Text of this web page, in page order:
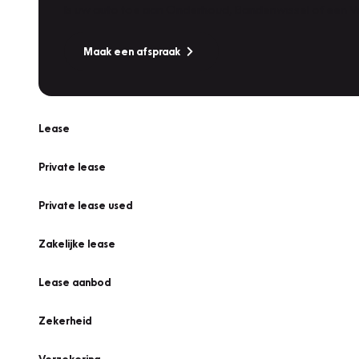
Maak een afspraak
Lease
Private lease
Private lease used
Zakelijke lease
Lease aanbod
Zekerheid